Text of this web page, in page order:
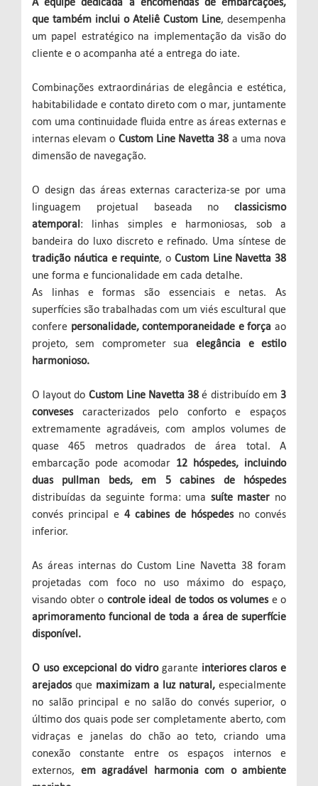
que também inclui o Ateliê Custom Line, desempenha
um papel estratégico na implementação da visão do
cliente e o acompanha até a entrega do iate.
Combinações extraordinárias de elegância e estética,
habitabilidade e contato direto com o mar, juntamente
com uma continuidade fluida entre as áreas externas e
internas elevam o Custom Line Navetta 38 a uma nova
dimensão de navegação.
O design das áreas externas caracteriza-se por uma
linguagem projetual baseada no classicismo
atemporal: linhas simples e harmoniosas, sob a
bandeira do luxo discreto e refinado. Uma síntese de
tradição náutica e requinte, o Custom Line Navetta 38
une forma e funcionalidade em cada detalhe.
As linhas e formas são essenciais e netas. As
superfícies são trabalhadas com um viés escultural que
confere personalidade, contemporaneidade e força ao
projeto, sem comprometer suaelegância e estilo
harmonioso.
O layout do Custom Line Navetta 38 é distribuído em3
convesescaracterizados pelo conforto e espaços
extremamente agradáveis, com amplos volumes de
quase 465 metros quadrados de área total. A
embarcação pode acomodar 12 hóspedes, incluindo
duas pullman beds, em 5 cabines de hóspedes
distribuídas da seguinte forma: uma suíte master no
convés principal e 4 cabines de hóspedesno convés
inferior.
As áreas internas do Custom Line Navetta 38 foram
projetadas com foco no uso máximo do espaço,
visando obter o controle ideal de todos os volumes e o
aprimoramento funcional de toda a área de superfície
disponível.
O uso excepcional do vidro garante interiores claros e
arejados que maximizam a luz natural, especialmente
no salão principal e no salão do convés superior, o
último dos quais pode ser completamente aberto, com
vidraças e janelas do chão ao teto, criando uma
conexão constante entre os espaços internos e
externos, em agradável harmonia com o ambiente